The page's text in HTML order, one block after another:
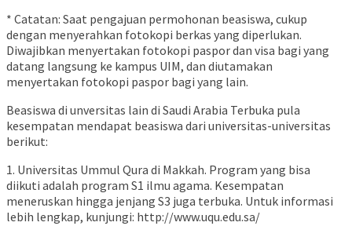
* Catatan: Saat pengajuan permohonan beasiswa, cukup
dengan menyerahkan fotokopi berkas yang diperlukan.
Diwajibkan menyertakan fotokopi paspor dan visa bagi yang
datang langsung ke kampus UIM, dan diutamakan
menyertakan fotokopi paspor bagi yang lain.
Beasiswa di unversitas lain di Saudi Arabia Terbuka pula
kesempatan mendapat beasiswa dari universitas-universitas
berikut:
1. Universitas Ummul Qura di Makkah. Program yang bisa
diikuti adalah program S1 ilmu agama. Kesempatan
meneruskan hingga jenjang S3 juga terbuka. Untuk informasi
lebih lengkap, kunjungi: http://www.uqu.edu.sa/